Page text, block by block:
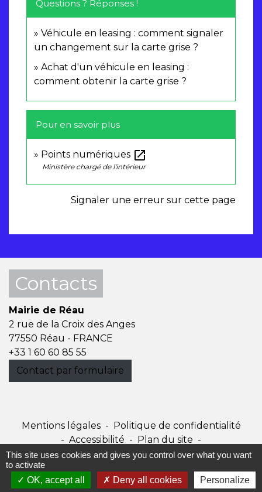
Questions ? Réponses !
Véhicule en leasing : comment signaler
un changement sur la carte grise ?
Achat d'un véhicule en leasing :
comment obtenir la carte grise ?
Pour en savoir plus
Points numériques open_in_new
Ministère chargé de l'intérieur
Signaler une erreur sur cette page
Contacts
Mairie de Réau
2 rue de la Croix des Anges
77550 Réau - FRANCE
+33 1 60 60 85 55
Contact par formulaire
Mentions légales - Politique de confidentialité
- Accessibilité - Plan du site -
Gestion des cookies
Site créé en partenariat avec Réseau des Communes
This site uses cookies and gives you control over what you want
to activate
OK, accept all
Deny all cookies Personalize